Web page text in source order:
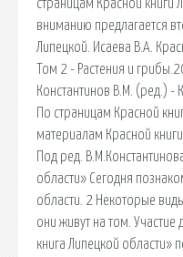
страницам Красной книги
вниманию предлагается
Липецкой. Исаева В.А.
Том 2 - Растения и
Константинов В.М. (ред.) -
По страницам Красной
материалам Красной
Под ред.
области» Сегодня
области. 2 Некоторые
они живут на том.
книга Липецкой области»